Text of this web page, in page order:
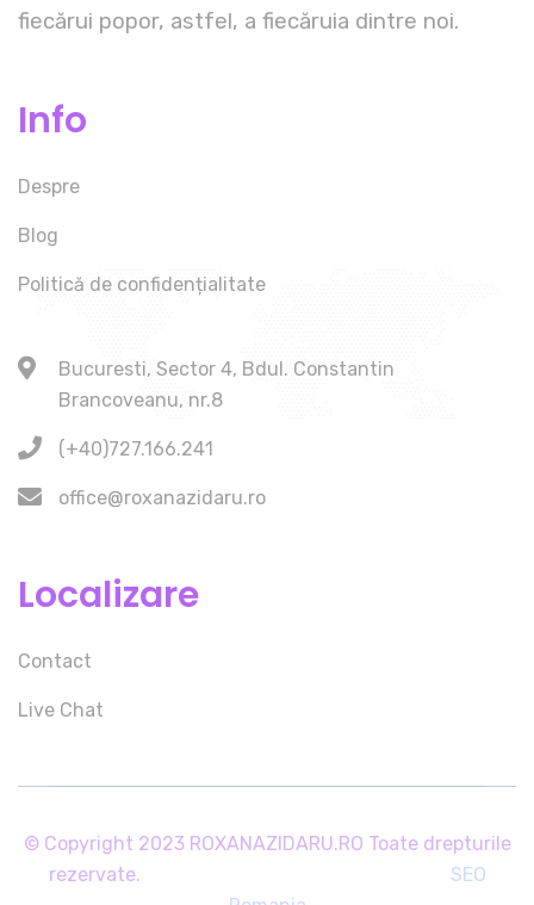
fiecărui popor, astfel, a fiecăruia dintre noi.
Info
Despre
Blog
Politică de confidențialitate
Bucuresti, Sector 4, Bdul. Constantin
Brancoveanu, nr.8
(+40)727.166.241
office@roxanazidaru.ro
Localizare
Contact
Live Chat
© Copyright 2023 ROXANAZIDARU.RO Toate drepturile
rezervate. SEO